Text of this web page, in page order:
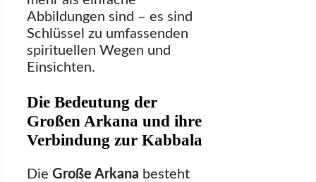
Abbildungen sind – es sind
Schlüssel zu umfassenden
spirituellen Wegen und
Einsichten.
Die Bedeutung der
Großen Arkana und ihre
Verbindung zur Kabbala
Die Große Arkana besteht